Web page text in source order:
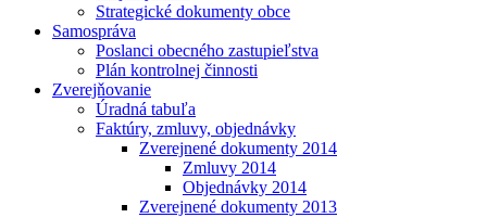
Strategické dokumenty obce
Samospráva
Poslanci obecného zastupieľstva
Plán kontrolnej činnosti
Zverejňovanie
Úradná tabuľa
Faktúry, zmluvy, objednávky
Zverejnené dokumenty 2014
Zmluvy 2014
Objednávky 2014
Zverejnené dokumenty 2013